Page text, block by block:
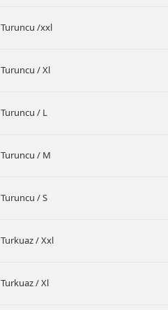
Turuncu /xxl
Turuncu / Xl
Turuncu / L
Turuncu / M
Turuncu / S
Turkuaz / Xxl
Turkuaz / Xl